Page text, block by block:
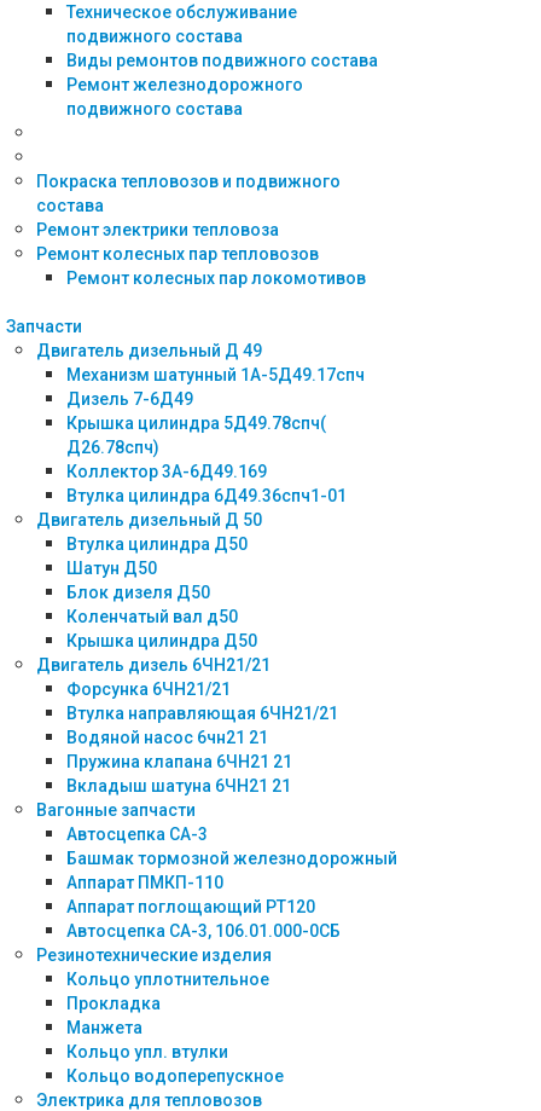
Техническое обслуживание
подвижного состава
Виды ремонтов подвижного состава
Ремонт железнодорожного
подвижного состава
Покраска тепловозов и подвижного
состава
Ремонт электрики тепловоза
Ремонт колесных пар тепловозов
Ремонт колесных пар локомотивов
Запчасти
Двигатель дизельный Д 49
Механизм шатунный 1А-5Д49.17спч
Дизель 7-6Д49
Крышка цилиндра 5Д49.78спч(
Д26.78спч)
Коллектор 3А-6Д49.169
Втулка цилиндра 6Д49.36спч1-01
Двигатель дизельный Д 50
Втулка цилиндра Д50
Шатун Д50
Блок дизеля Д50
Коленчатый вал д50
Крышка цилиндра Д50
Двигатель дизель 6ЧН21/21
Форсунка 6ЧН21/21
Втулка направляющая 6ЧН21/21
Водяной насос 6чн21 21
Пружина клапана 6ЧН21 21
Вкладыш шатуна 6ЧН21 21
Вагонные запчасти
Автосцепка СА-3
Башмак тормозной железнодорожный
Аппарат ПМКП-110
Аппарат поглощающий РТ120
Автосцепка СА-3, 106.01.000-0СБ
Резинотехнические изделия
Кольцо уплотнительное
Прокладка
Манжета
Кольцо упл. втулки
Кольцо водоперепускное
Электрика для тепловозов